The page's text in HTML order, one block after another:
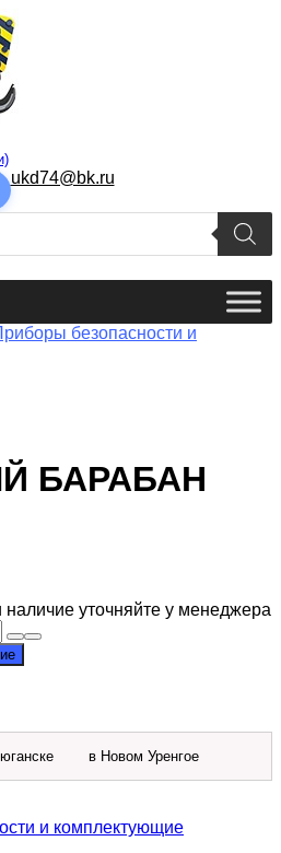
ukd74@bk.ru
безопасности и
БАРАБАН
наличие уточняйте у менеджера
в Новом Уренгое
и комплектующие